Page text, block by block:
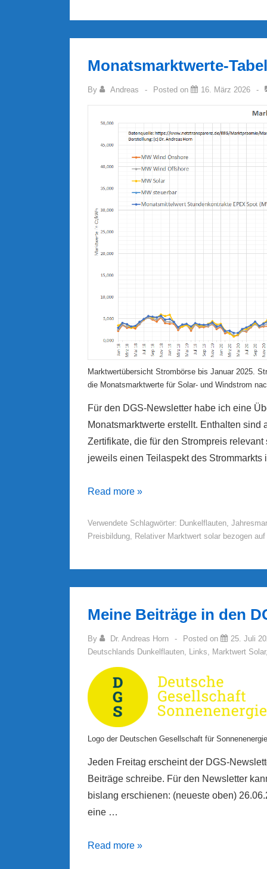
Monatsmarktwerte-
By Andreas Posted on 16. März 2026
Marktwertübersicht Strombörse bis Januar 2025.
die Monatsmarktwerte für Solar- und Windstrom
Für den DGS-Newsletter habe ich eine
Monatsmarktwerte erstellt. Enthalten
Zertifikate, die für den Strompreis
jeweils einen Teilaspekt des
Monatsmarktwerte-
Read more »
Verwendete Schlagwörter: Dunkelflauten
Preisbildung Relativer Marktwert solar bezogen
Meine Beiträge in den
By Dr. Andreas Horn Posted on 25. Juli
Deutschlands Dunkelflauten Links Marktwert Solar,
Logo der Deutschen Gesellschaft für
Jeden Freitag erscheint der DGS-
Beiträge schreibe. Für den Newsletter
bislang erschienen: (neueste oben)
eine …
Meine
Read more »